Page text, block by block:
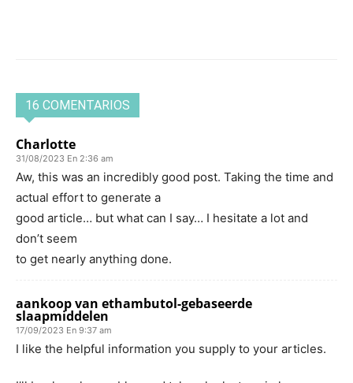
16 COMENTARIOS
Charlotte
31/08/2023 En 2:36 am
Aw, this was an incredibly good post. Taking the time and
actual effort to generate a
good article… but what can I say… I hesitate a lot and
don’t seem
to get nearly anything done.
aankoop van ethambutol-gebaseerde
slaapmiddelen
17/09/2023 En 9:37 am
I like the helpful information you supply to your articles.